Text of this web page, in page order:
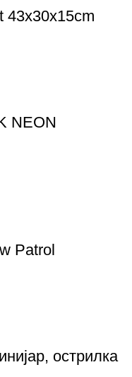
43x30x15cm
NEON
Patrol
острилка